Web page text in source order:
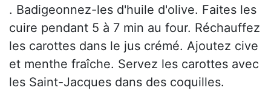
. Badigeonnez-les d'huile d'olive. Faites les
cuire pendant 5 à 7 min au four. Réchauffez
les carottes dans le jus crémé. Ajoutez cive
et menthe fraîche. Servez les carottes avec
les Saint-Jacques dans des coquilles.